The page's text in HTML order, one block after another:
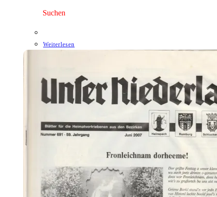
Suchen
Weiterlesen